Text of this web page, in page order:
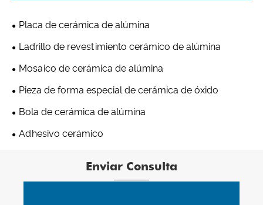
Placa de cerámica de alúmina
Ladrillo de revestimiento cerámico de alúmina
Mosaico de cerámica de alúmina
Pieza de forma especial de cerámica de óxido
Bola de cerámica de alúmina
Adhesivo cerámico
Enviar Consulta